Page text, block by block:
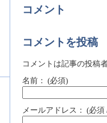
コメント
コメントを投稿
コメントは記事の投稿
名前： (必須)
メールアドレス： (必須